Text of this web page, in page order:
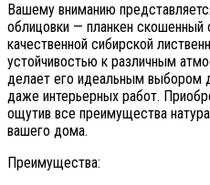
Вашему вниманию
облицовки — планкен скошенный
качественной сибирской
устойчивостью к различным
делает его идеальным выбором
даже интерьерных работ.
ощутив все преимущества
вашего дома.
Преимущества: